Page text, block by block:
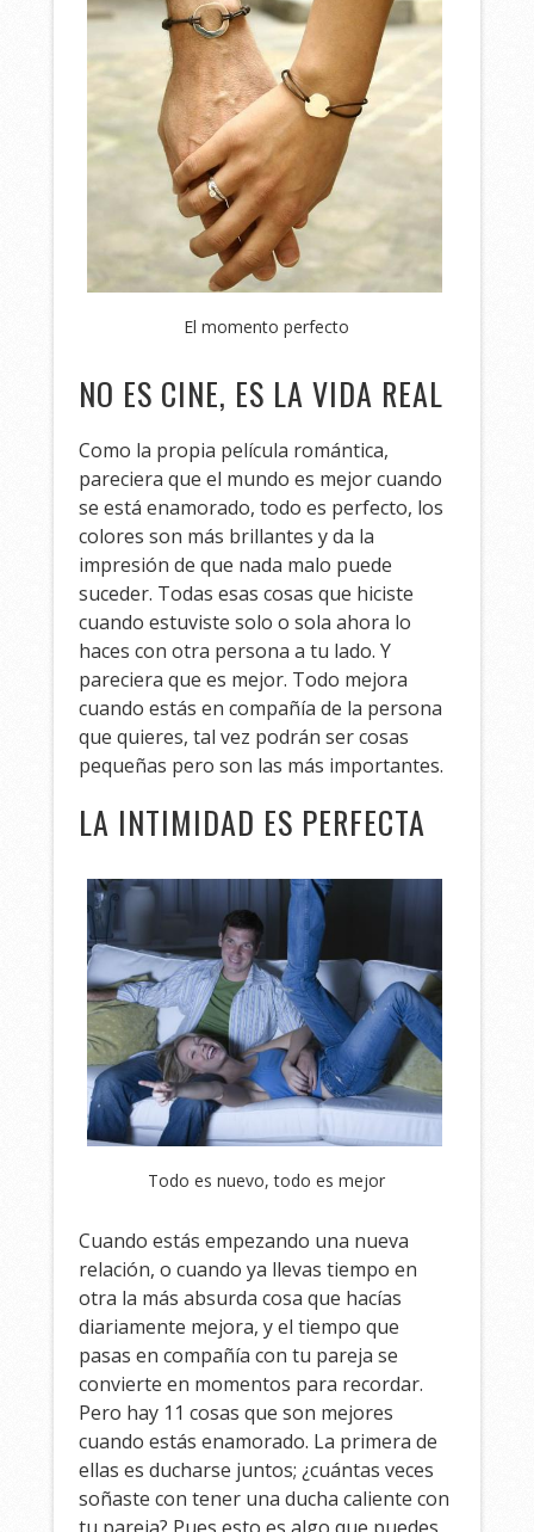
El momento perfecto
NO ES CINE, ES LA VIDA REAL
Como la propia película romántica,
pareciera que el mundo es mejor cuando
se está enamorado, todo es perfecto, los
colores son más brillantes y da la
impresión de que nada malo puede
suceder. Todas esas cosas que hiciste
cuando estuviste solo o sola ahora lo
haces con otra persona a tu lado. Y
pareciera que es mejor. Todo mejora
cuando estás en compañía de la persona
que quieres, tal vez podrán ser cosas
pequeñas pero son las más importantes.
LA INTIMIDAD ES PERFECTA
Todo es nuevo, todo es mejor
Cuando estás empezando una nueva
relación, o cuando ya llevas tiempo en
otra la más absurda cosa que hacías
diariamente mejora, y el tiempo que
pasas en compañía con tu pareja se
convierte en momentos para recordar.
Pero hay 11 cosas que son mejores
cuando estás enamorado. La primera de
ellas es ducharse juntos; ¿cuántas veces
soñaste con tener una ducha caliente con